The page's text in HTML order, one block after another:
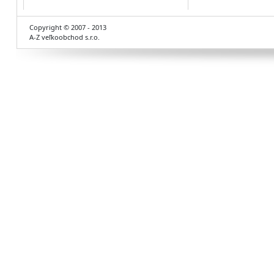
Copyright © 2007 - 2013
A-Z veľkoobchod s.r.o.